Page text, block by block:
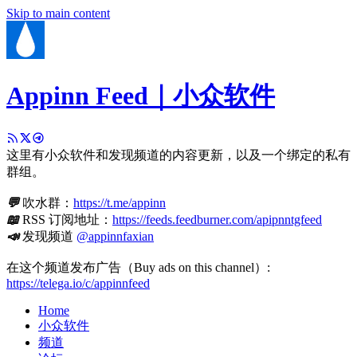
Skip to main content
Appinn Feed｜小众软件
这里有小众软件和发现频道的内容更新，以及一个绑定的私有
群组。
💬吹水群： https://t.me/appinn
📖RSS 订阅地址： https://feeds.feedburner.com/apipnntgfeed
📣发现频道 @appinnfaxian
在这个频道发布广告（Buy ads on this channel）:
https://telega.io/c/appinnfeed
Home
小众软件
频道